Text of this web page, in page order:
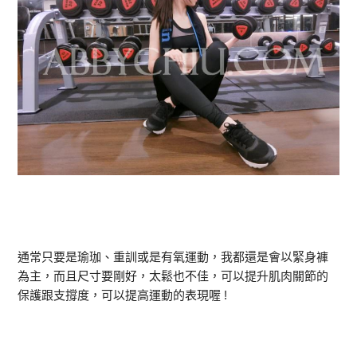
通常只要是瑜珈、重訓或是有氧運動，我都還是會以緊身褲
為主，而且尺寸要剛好，太鬆也不佳，可以提升肌肉關節的
保護跟支撐度，可以提高運動的表現喔 !